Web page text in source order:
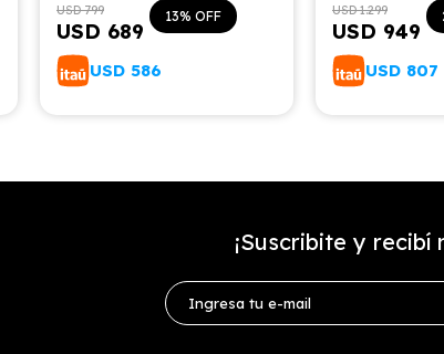
USD 689
USD 799 13
USD 586
USD 949
USD 1.299
USD 807
¡Suscribite y